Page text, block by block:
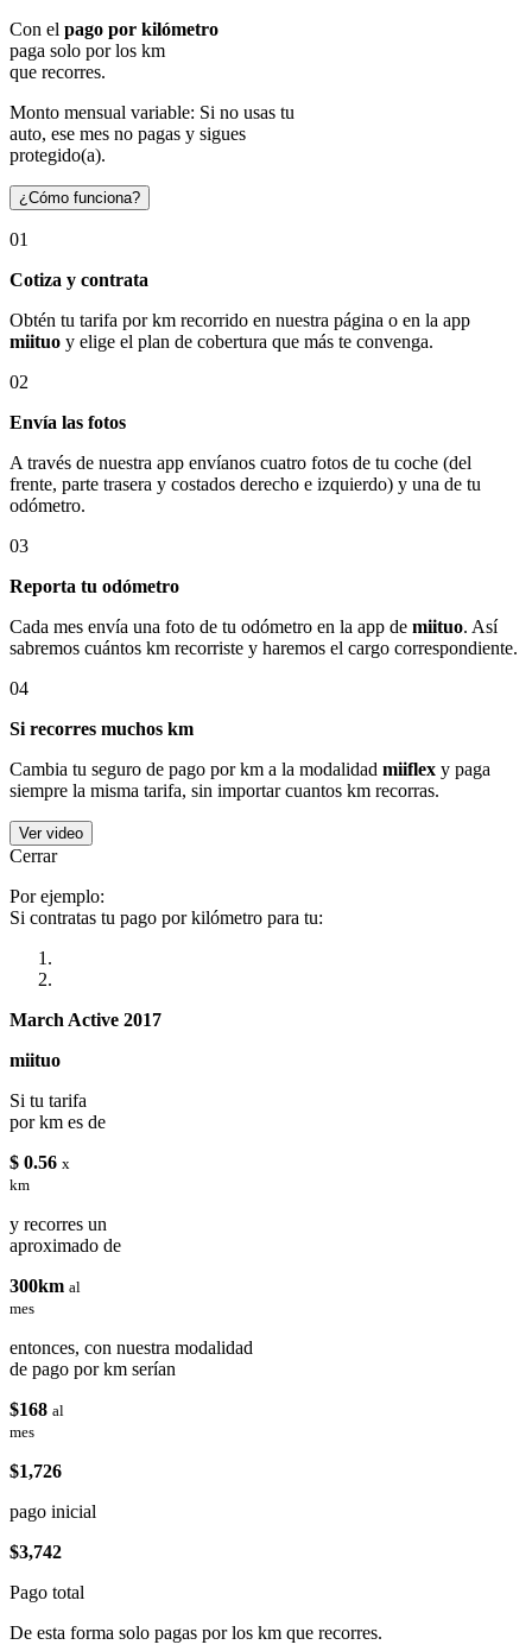
Con el pago por kilómetro
paga solo por los km
que recorres.
Monto mensual variable: Si no usas tu
auto, ese mes no pagas y sigues
protegido(a).
¿Cómo funciona?
01
Cotiza y contrata
Obtén tu tarifa por km recorrido en nuestra página o en la app
miituo y elige el plan de cobertura que más te convenga.
02
Envía las fotos
A través de nuestra app envíanos cuatro fotos de tu coche (del
frente, parte trasera y costados derecho e izquierdo) y una de tu
odómetro.
03
Reporta tu odómetro
Cada mes envía una foto de tu odómetro en la app de miituo. Así
sabremos cuántos km recorriste y haremos el cargo correspondiente.
04
Si recorres muchos km
Cambia tu seguro de pago por km a la modalidad miiflex y paga
siempre la misma tarifa, sin importar cuantos km recorras.
Ver video
Cerrar
Por ejemplo:
Si contratas tu pago por kilómetro para tu:
March Active 2017
miituo
Si tu tarifa
por km es de
$ 0.56 x
km
y recorres un
aproximado de
300km al
mes
entonces, con nuestra modalidad
de pago por km serían
$168 al
mes
$1,726
pago inicial
$3,742
Pago total
De esta forma solo pagas por los km que recorres.